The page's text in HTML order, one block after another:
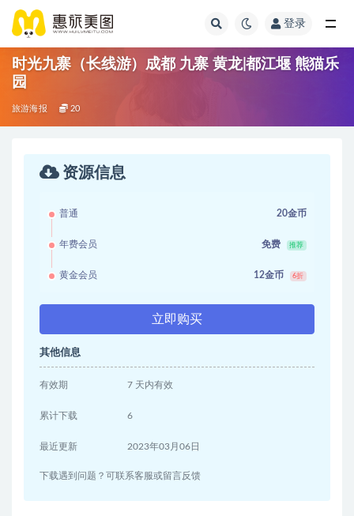
登录
时光九寨（长线游）成都 九寨 黄龙|都江堰 熊猫乐
园
旅游海报 20
资源信息
普通 20金币
年费会员 免费 推荐
黄金会员 12金币 6折
立即购买
其他信息
有效期 7 天内有效
累计下载 6
最近更新 2023年03月06日
下载遇到问题？可联系客服或留言反馈